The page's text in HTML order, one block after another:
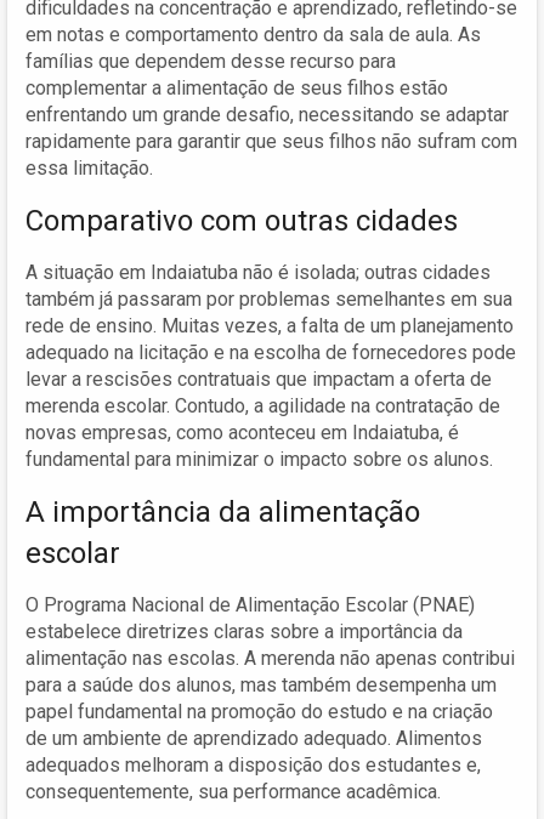
dificuldades na concentração e aprendizado, refletindo-se
em notas e comportamento dentro da sala de aula. As
famílias que dependem desse recurso para
complementar a alimentação de seus filhos estão
enfrentando um grande desafio, necessitando se adaptar
rapidamente para garantir que seus filhos não sufram com
essa limitação.
Comparativo com outras cidades
A situação em Indaiatuba não é isolada; outras cidades
também já passaram por problemas semelhantes em sua
rede de ensino. Muitas vezes, a falta de um planejamento
adequado na licitação e na escolha de fornecedores pode
levar a rescisões contratuais que impactam a oferta de
merenda escolar. Contudo, a agilidade na contratação de
novas empresas, como aconteceu em Indaiatuba, é
fundamental para minimizar o impacto sobre os alunos.
A importância da alimentação
escolar
O Programa Nacional de Alimentação Escolar (PNAE)
estabelece diretrizes claras sobre a importância da
alimentação nas escolas. A merenda não apenas contribui
para a saúde dos alunos, mas também desempenha um
papel fundamental na promoção do estudo e na criação
de um ambiente de aprendizado adequado. Alimentos
adequados melhoram a disposição dos estudantes e,
consequentemente, sua performance acadêmica.